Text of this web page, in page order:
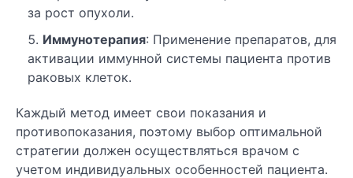
за рост опухоли.
Иммунотерапия: Применение препаратов, для
активации иммунной системы пациента против
раковых клеток.
Каждый метод имеет свои показания и
противопоказания, поэтому выбор оптимальной
стратегии должен осуществляться врачом с
учетом индивидуальных особенностей пациента.